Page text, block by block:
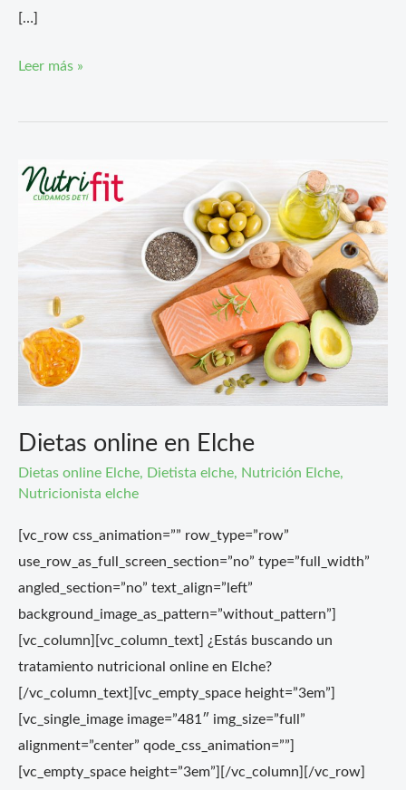
[…]
Leer más »
Dietas online en Elche
Dietas online Elche, Dietista elche, Nutrición Elche,
Nutricionista elche
[vc_row css_animation=”” row_type=”row”
use_row_as_full_screen_section=”no” type=”full_width”
angled_section=”no” text_align=”left”
background_image_as_pattern=”without_pattern”]
[vc_column][vc_column_text] ¿Estás buscando un
tratamiento nutricional online en Elche?
[/vc_column_text][vc_empty_space height=”3em”]
[vc_single_image image=”481″ img_size=”full”
alignment=”center” qode_css_animation=””]
[vc_empty_space height=”3em”][/vc_column][/vc_row]
Dietas
online